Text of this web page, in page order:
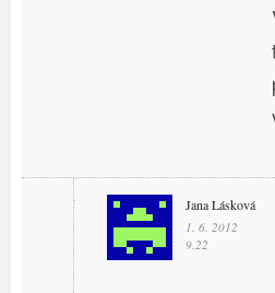
Jana Lásková
1. 6. 2012
9.22